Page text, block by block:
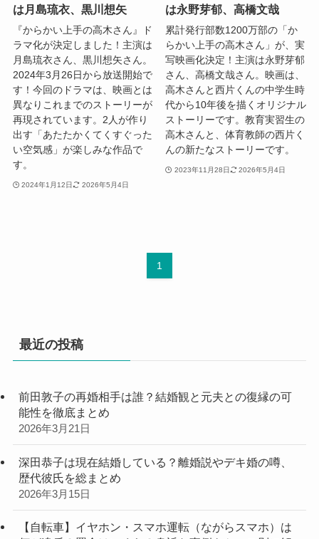
は月島琉衣、黒川想矢
『からかい上手の高木さん』ド
ラマ化が決定しました！主演は
月島琉衣さん、黒川想矢さん。
2024年3月26日から放送開始で
す！今回のドラマは、映画とは
異なりこれまでのストーリーが
再現されています。2人が作り
出す「あたたかくてくすぐった
い空気感」が楽しみな作品で
す。
2024年1月12日 2026年5月4日
は永野芽郁、高橋文哉
累計発行部数1200万部の「か
らかい上手の高木さん」が、実
写映画化決定！主演は永野芽郁
さん、高橋文哉さん。映画は、
高木さんと西片くんの中学生時
代から10年後を描くオリジナル
ストーリーです。教育実習生の
高木さんと、体育教師の西片く
んの新たなストーリーです。
2023年11月28日 2026年5月4日
1
最近の投稿
前田敦子の再婚相手は誰？結婚観と元夫との復縁の可
能性を徹底まとめ
2026年3月21日
深田恭子は現在結婚している？離婚説やデキ婚の噂、
歴代彼氏を総まとめ
2026年3月15日
【自転車】イヤホン・スマホ運転（ながらスマホ）は